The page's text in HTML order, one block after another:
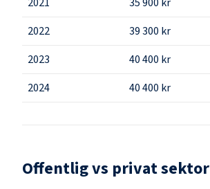
2022
39 300 kr
2023
40 400 kr
2024
40 400 kr
Offentlig vs privat sektor